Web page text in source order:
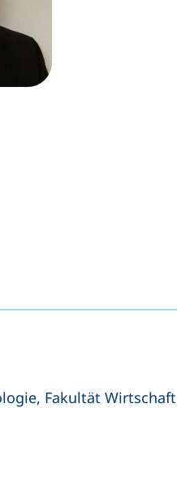
dies zulässt)
Fakultät Wirtschaft
dies zulässt)